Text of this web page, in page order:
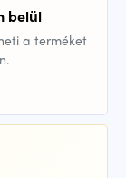
belül
a terméket